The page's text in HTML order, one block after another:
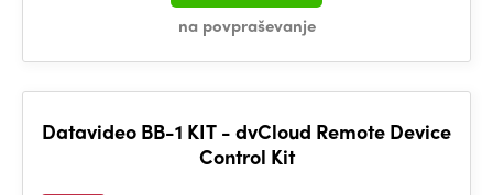
na povpraševanje
Datavideo BB-1 KIT - dvCloud Remote Device
Control Kit